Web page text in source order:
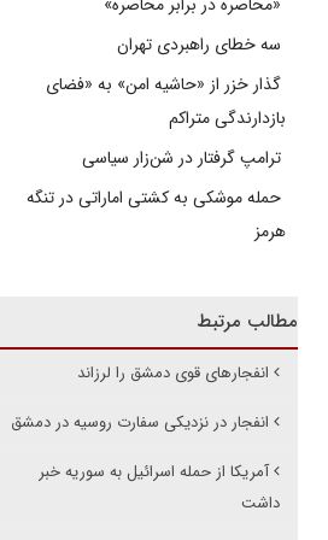
سه خطای راهبردی تهران
گذار خزر از «حاشیه امن» به «فضای
بازدارندگی متراکم
ترامپ گرفتار در شن‌زار سیاسی
حمله موشکی به کشتی اماراتی در تنگه
هرمز
مطالب مرتبط
انفجارهای قوی دمشق را لرزاند
انفجار در نزدیکی سفارت روسیه در دمشق
آمریکا از حمله اسرائیل به سوریه خبر
داشت